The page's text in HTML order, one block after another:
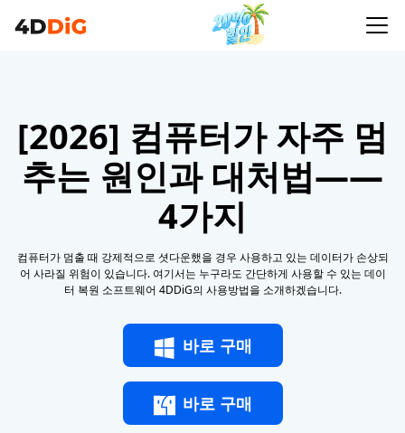
[2026] 컴퓨터가 자주 멈
추는 원인과 대처법——
4가지
컴퓨터가 멈출 때 강제적으로 셧다운했을 경우 사용하고 있는 데이터가 손상되
어 사라질 위험이 있습니다. 여기서는 누구라도 간단하게 사용할 수 있는 데이
터 복원 소프트웨어 4DDiG의 사용방법을 소개하겠습니다.
바로 구매
바로 구매